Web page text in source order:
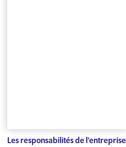
Les responsabilités de l’entreprise